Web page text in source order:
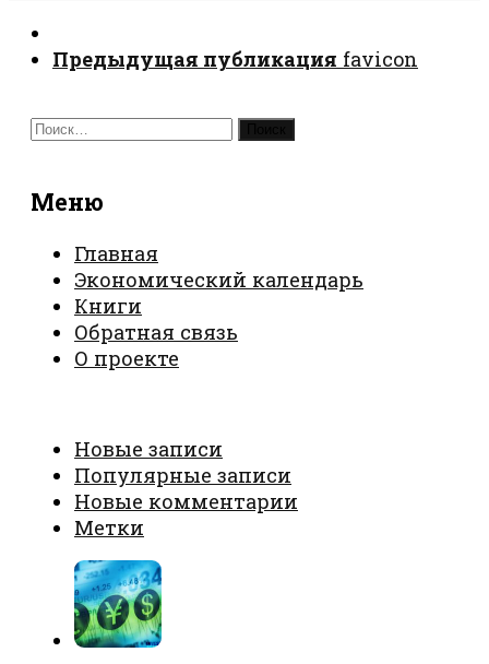
Предыдущая публикация favicon
Найти:
Меню
Главная
Экономический календарь
Книги
Обратная связь
О проекте
Новые записи
Популярные записи
Новые комментарии
Метки